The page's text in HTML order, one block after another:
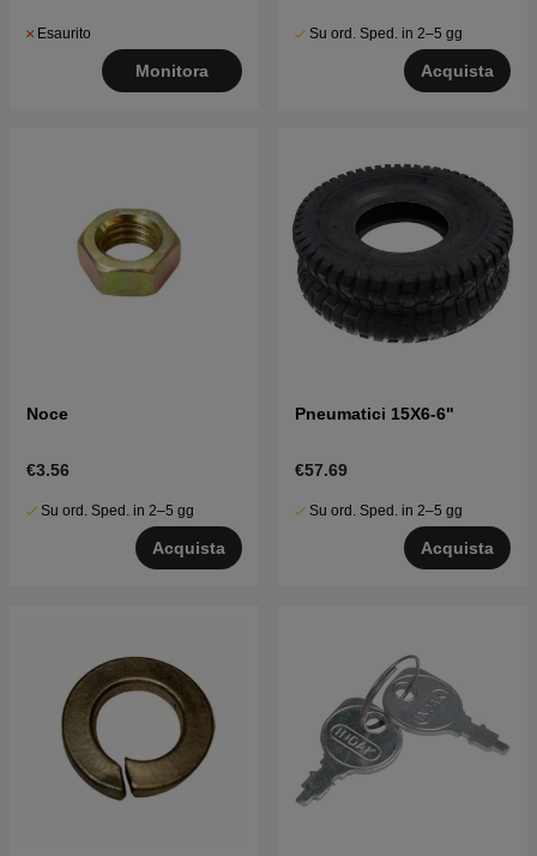
Esaurito
Monitora
Su ord. Sped. in 2–5 gg
Acquista
Noce
€3.56
Su ord. Sped. in 2–5 gg
Acquista
Pneumatici 15X6-6"
€57.69
Su ord. Sped. in 2–5 gg
Acquista